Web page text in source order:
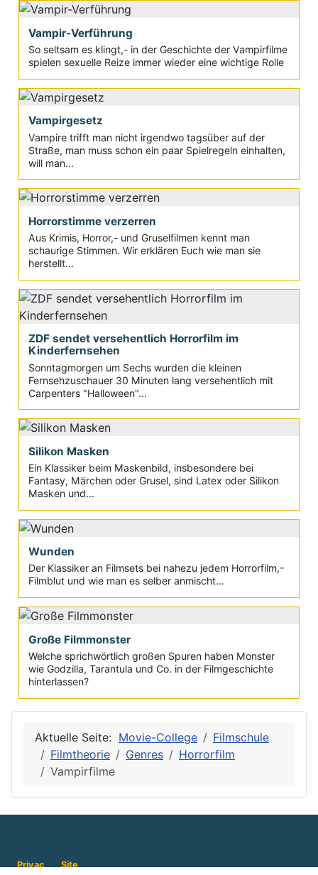
Vampir-Verführung
So seltsam es klingt,- in der Geschichte der Vampirfilme
spielen sexuelle Reize immer wieder eine wichtige Rolle
Vampirgesetz
Vampire trifft man nicht irgendwo tagsüber auf der
Straße, man muss schon ein paar Spielregeln einhalten,
will man...
Horrorstimme verzerren
Aus Krimis, Horror,- und Gruselfilmen kennt man
schaurige Stimmen. Wir erklären Euch wie man sie
herstellt...
ZDF sendet versehentlich Horrorfilm im
Kinderfernsehen
Sonntagmorgen um Sechs wurden die kleinen
Fernsehzuschauer 30 Minuten lang versehentlich mit
Carpenters "Halloween"...
Silikon Masken
Ein Klassiker beim Maskenbild, insbesondere bei
Fantasy, Märchen oder Grusel, sind Latex oder Silikon
Masken und...
Wunden
Der Klassiker an Filmsets bei nahezu jedem Horrorfilm,-
Filmblut und wie man es selber anmischt...
Große Filmmonster
Welche sprichwörtlich großen Spuren haben Monster
wie Godzilla, Tarantula und Co. in der Filmgeschichte
hinterlassen?
Aktuelle Seite: Movie-College
Filmschule
Filmtheorie
Genres
Horrorfilm
Vampirfilme
Privac
Site